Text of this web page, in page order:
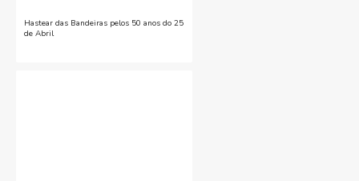
Hastear das Bandeiras pelos 50 anos do 25
de Abril